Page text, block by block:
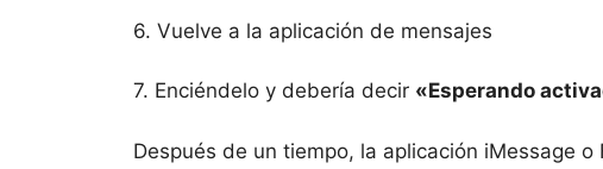
6. Vuelve a la aplicación de mensajes
7. Enciéndelo y debería decir «Esperando
Después de un tiempo, la aplicación iMessage